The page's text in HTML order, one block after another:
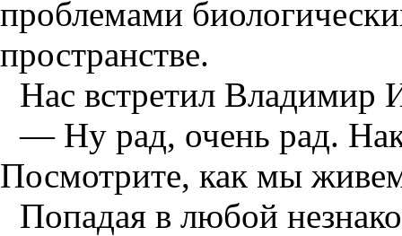
проблемами
пространстве.
Нас встретил Владимир
— Ну рад, очень рад.
Посмотрите, как мы
Попадая в любой